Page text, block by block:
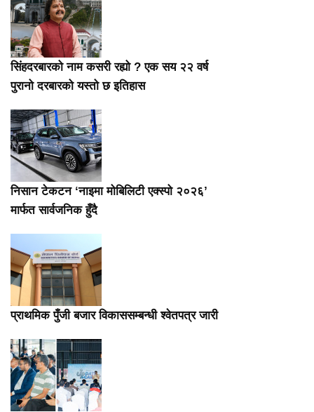
सिंहदरबारको नाम कसरी रह्यो ? एक सय २२ वर्ष
पुरानो दरबारको यस्तो छ इतिहास
निसान टेकटन ‘नाइमा मोबिलिटी एक्स्पो २०२६’
मार्फत सार्वजनिक हुँदै
प्राथमिक पुँजी बजार विकाससम्बन्धी श्वेतपत्र जारी